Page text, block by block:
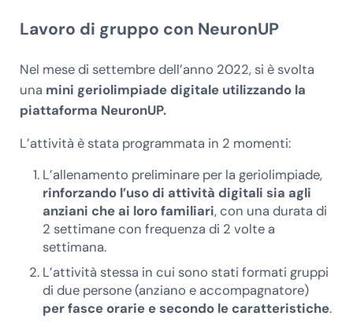
Lavoro di gruppo con NeuronUP
Nel mese di settembre dell’anno 2022, si è svolta
una mini geriolimpiade digitale utilizzando la
piattaforma NeuronUP.
L’attività è stata programmata in 2 momenti:
L’allenamento preliminare per la geriolimpiade,
rinforzando l’uso di attività digitali sia agli
anziani che ai loro familiari, con una durata di
2 settimane con frequenza di 2 volte a
settimana.
L’attività stessa in cui sono stati formati gruppi
di due persone (anziano e accompagnatore)
per fasce orarie e secondo le caratteristiche.